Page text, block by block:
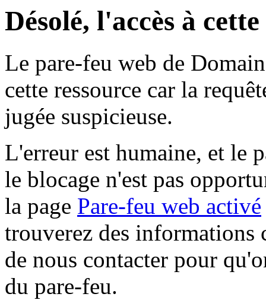
Désolé, l'accès à
Le pare-feu web de
cette ressource car la
jugée suspicieuse.
L'erreur est humaine, et le
le blocage n'est pas
la page Pare-feu web activé
trouverez des informations
de nous contacter pour
du pare-feu.